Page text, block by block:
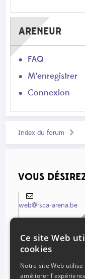
ARENEUR
FAQ
M’enregistrer
Connexion
Index du forum
VOUS
web@rsca-arena.be
VOIR LES
Ce site Web
cookies
Notre site Web
améliorer